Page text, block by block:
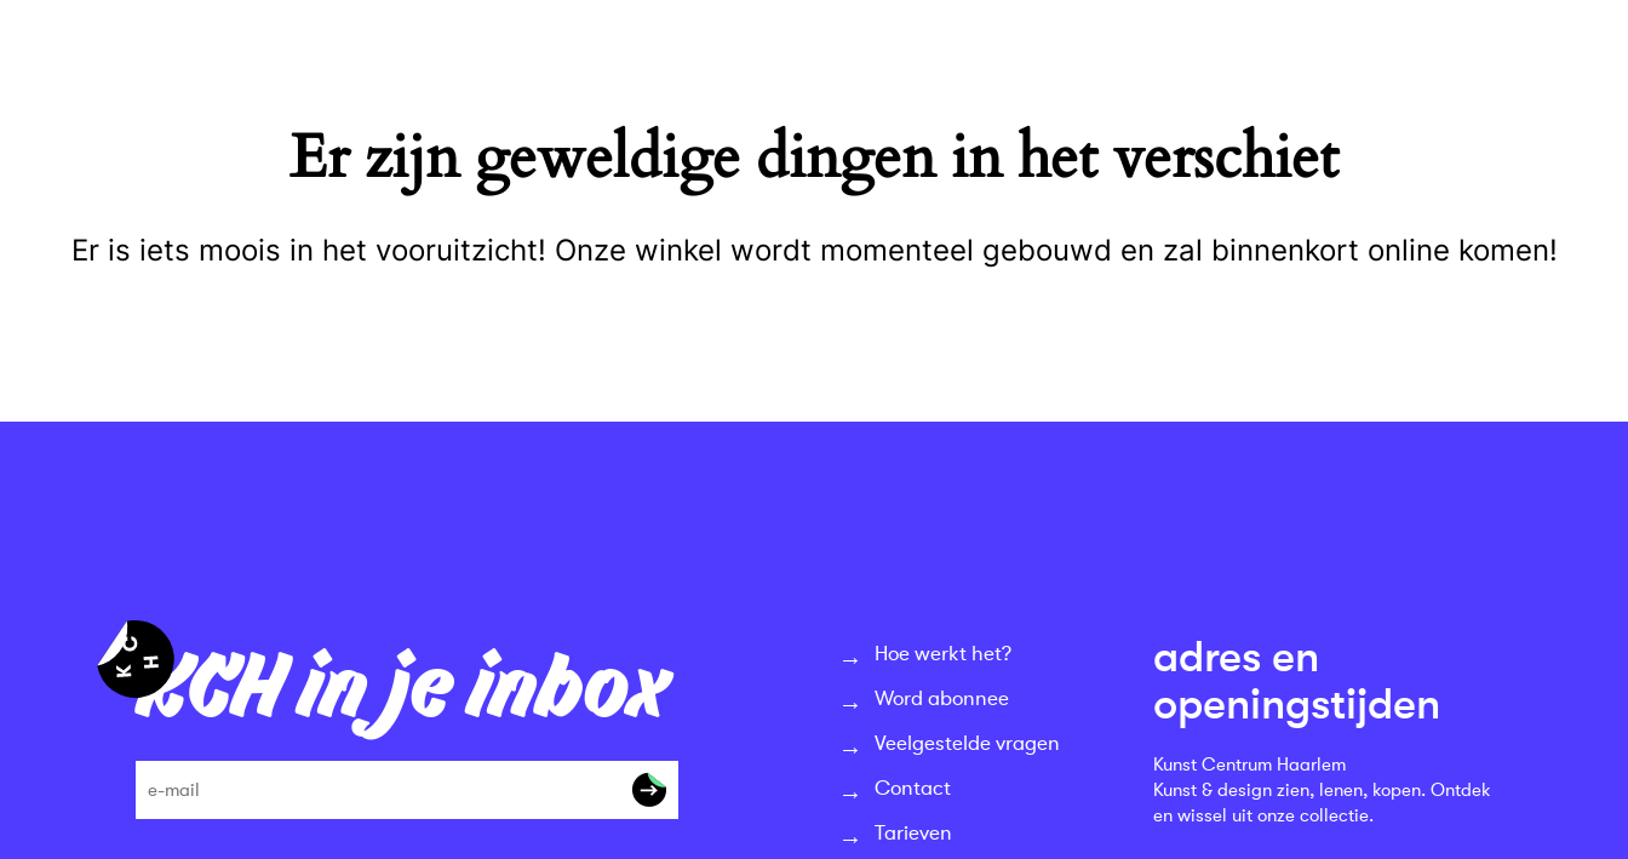
Er zijn geweldige dingen in het verschiet
Er is iets moois in het vooruitzicht! Onze winkel wordt momenteel gebouwd en zal binnenkort online komen!
KCH in je inbox
Hoe werkt het?
Word abonnee
Veelgestelde vragen
Contact
Tarieven
adres en
openingstijden
Kunst Centrum Haarlem
Kunst & design zien, lenen, kopen. Ontdek
en wissel uit onze collectie.